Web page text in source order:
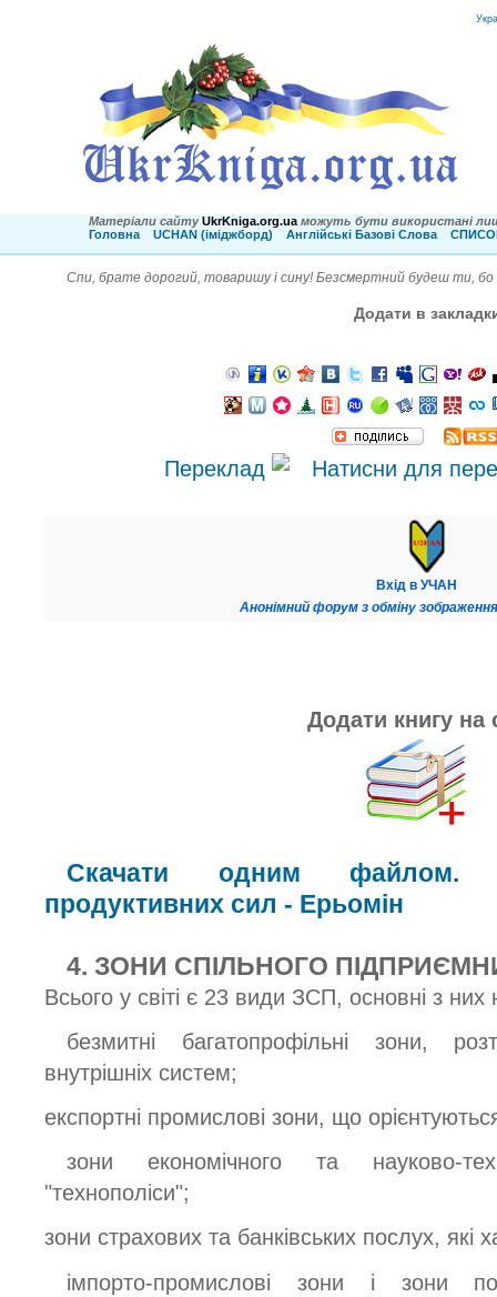
Матеріали сайту UkrKniga.org.ua можуть бути використані
Головна
UCHAN (іміджборд) Англійські Базові Слова
Спи, брате дорогий, товаришу і сину! Безсмертний будеш ти, бо
Додати в
Переклад
Вхід в УЧАН
Анонімний форум з обміну
Додати книгу на
Скачати одним файлом.
продуктивних сил - Ерьомін
4. ЗОНИ СПІЛЬНОГО
Всього у світі є 23 види ЗСП, основні з них
безмитні багатопрофільні зони,
внутрішніх систем;
експортні промислові зони, що
зони економічного та науково-
"технополіси";
зони страхових та банківських послух, які
імпорто-промислові зони і зони